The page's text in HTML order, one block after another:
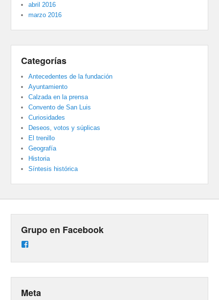
abril 2016
marzo 2016
Categorías
Antecedentes de la fundación
Ayuntamiento
Calzada en la prensa
Convento de San Luis
Curiosidades
Deseos, votos y súplicas
El trenillo
Geografía
Historia
Síntesis histórica
Grupo en Facebook
Meta